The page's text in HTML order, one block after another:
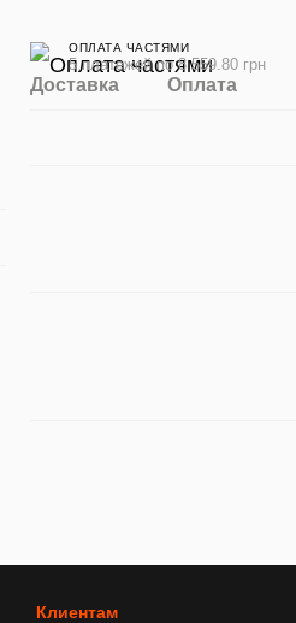
ОПЛАТА ЧАСТЯМИ
5 платежей по 8 559.80 грн
Доставка Оплата
Клиентам